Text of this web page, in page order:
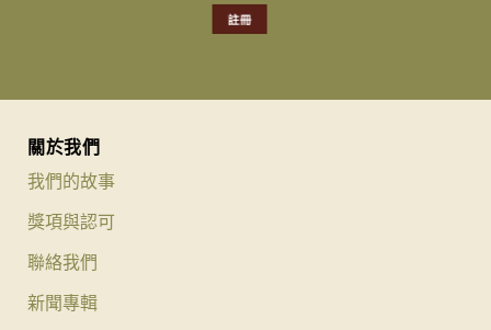
關於我們
我們的故事
獎項與認可
聯絡我們
新聞專輯